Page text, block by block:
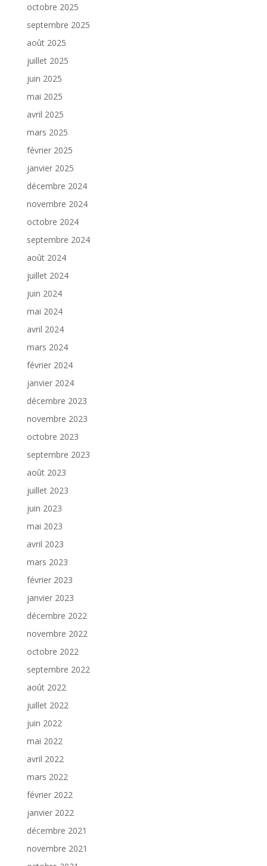
octobre 2025
septembre 2025
août 2025
juillet 2025
juin 2025
mai 2025
avril 2025
mars 2025
février 2025
janvier 2025
décembre 2024
novembre 2024
octobre 2024
septembre 2024
août 2024
juillet 2024
juin 2024
mai 2024
avril 2024
mars 2024
février 2024
janvier 2024
décembre 2023
novembre 2023
octobre 2023
septembre 2023
août 2023
juillet 2023
juin 2023
mai 2023
avril 2023
mars 2023
février 2023
janvier 2023
décembre 2022
novembre 2022
octobre 2022
septembre 2022
août 2022
juillet 2022
juin 2022
mai 2022
avril 2022
mars 2022
février 2022
janvier 2022
décembre 2021
novembre 2021